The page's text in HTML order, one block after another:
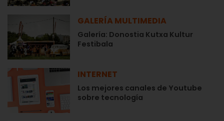
GALERÍA MULTIMEDIA
Galería: Donostia Kutxa Kultur
Festibala
INTERNET
Los mejores canales de Youtube
sobre tecnología